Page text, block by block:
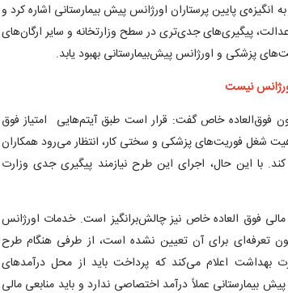
پایین پرستاران اورژانس پیش بیمارستانی اشاره کرد و
پیگیری‌های جدی‌تری در سطح وزارتخانه و سایر ارگان‌های
پزشکی و اورژانس پیش‌بیمارستانی بهبود یابد.
نیست
فوق‌العاده خاص گفت: قرار است طبق آیتم‌هایی امتیاز فوق
شغل فوریت‌های پزشکی و سختی کار، انتظار می‌رود همکاران
کند. با این حال، اجرای این طرح نیازمند پیگیری جدی وزارت
فوق العاده خاص نیز چالش‌برانگیز است. خدمات اورژانس
تعرفه‌ای برای آن تعیین نشده است، از طرفی هنگام طرح
بهداشت اعلام می‌کند که پرداخت باید از محل درآمدهای
بیمارستانی عملاً درآمد اختصاصی ندارد و باید منابعی مالی